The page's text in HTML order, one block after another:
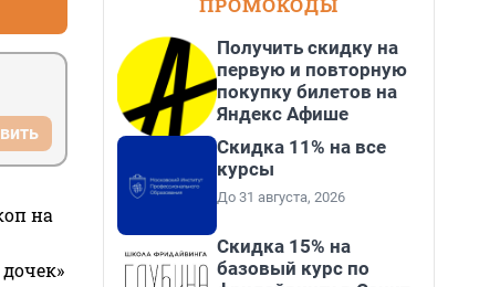
на
Получить скидку на
первую и повторную
покупку билетов на
Яндекс Афише
Скидка 11% на все
курсы
До 31 августа, 2026
Скидка 15% на
базовый курс по